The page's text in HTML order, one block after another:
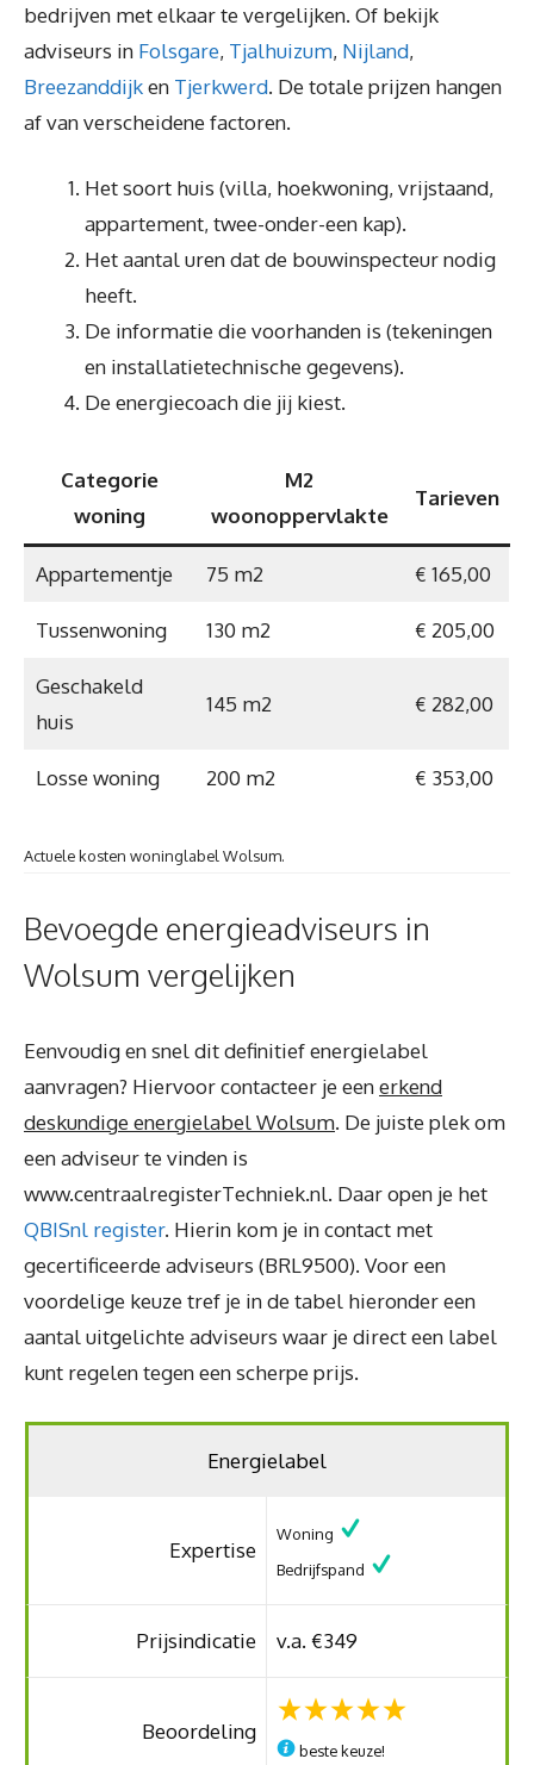
bedrijven met elkaar te vergelijken. Of bekijk
adviseurs in Folsgare, Tjalhuizum, Nijland,
Breezanddijken Tjerkwerd. De totale prijzen hangen
af van verscheidene factoren.
Het soort huis (villa, hoekwoning, vrijstaand,
appartement, twee-onder-een kap).
Het aantal uren dat de bouwinspecteur nodig
heeft.
De informatie die voorhanden is (tekeningen
en installatietechnische gegevens).
De energiecoach die jij kiest.
Categorie
woning
M2
woonoppervlakte
Tarieven
Appartementje 75 m2 € 165,00
Tussenwoning 130 m2 € 205,00
Geschakeld
huis
145 m2 € 282,00
Losse woning 200 m2 € 353,00
Actuele kosten woninglabel Wolsum.
Bevoegde energieadviseurs in
Wolsum vergelijken
Eenvoudig en snel dit definitief energielabel
aanvragen? Hiervoor contacteer je eenerkend
deskundige energielabel Wolsum. De juiste plek om
een adviseur te vinden is
www.centraalregisterTechniek.nl. Daar open je het
QBISnl register. Hierin kom je in contact met
gecertificeerde adviseurs (BRL9500). Voor een
voordelige keuze tref je in de tabel hieronder een
aantal uitgelichte adviseurs waar je direct een label
kunt regelen tegen een scherpe prijs.
Energielabel
Expertise
Woning
Bedrijfspand
Prijsindicatie v.a. €349
Beoordeling
beste keuze!